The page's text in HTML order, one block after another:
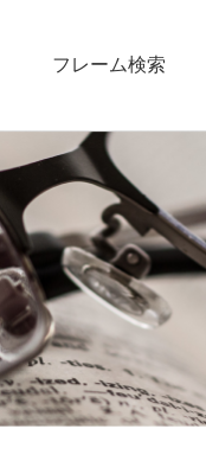
フレーム検索